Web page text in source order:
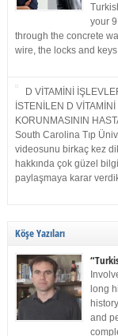
your
through the concrete
wire, the locks and
D VİTAMİNİ
İSTENİLEN D
KORUNMASININ
South Carolina Tıp
videosunu birkaç kez
hakkında çok güzel
paylaşmaya karar
Köşe Yazıları
long
and